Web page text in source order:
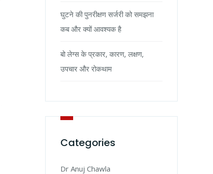
घुटने की पुनरीक्षण सर्जरी को समझना
कब और क्यों आवश्यक है
बो लेग्स के प्रकार, कारण, लक्षण,
उपचार और रोकथाम
Categories
Dr Anuj Chawla